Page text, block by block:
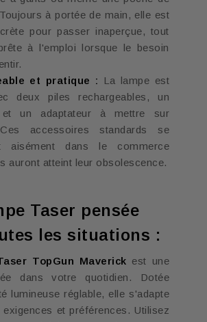
à portée de main, elle est
pour passer inaperçue, tout
à l'emploi lorsque le besoin
et pratique : La lampe est
deux piles rechargeables, un
et un adaptateur à mettre sur
accessoires standards se
aisément dans le commerce
auront atteint leur obsolescence.
Taser pensée
les situations :
TopGun Maverick est une
dans votre quotidien. Dotée
lumineuse réglable, elle s'adapte
et préférences. Utilisez